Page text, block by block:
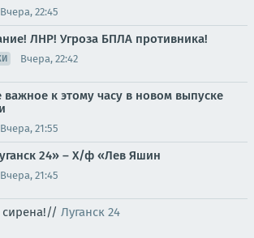
Вчера, 22:45
ЛНР! Угроза БПЛА противника!
Вчера, 22:42
важное к этому часу в новом выпуске
Вчера, 21:55
24» – Х/ф «Лев Яшин
Вчера, 21:45
сирена!// Луганск 24